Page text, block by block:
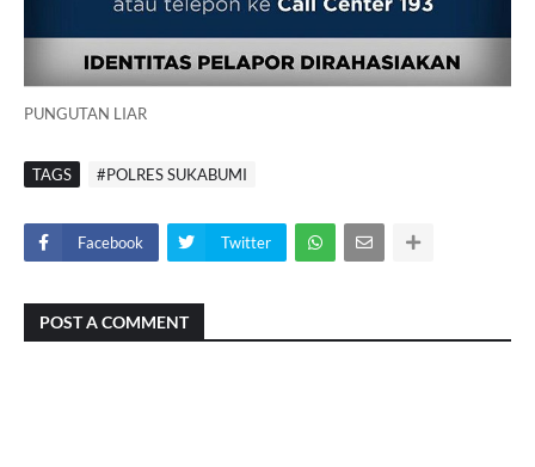
PUNGUTAN LIAR
TAGS #POLRES SUKABUMI
Facebook Twitter
POST A COMMENT